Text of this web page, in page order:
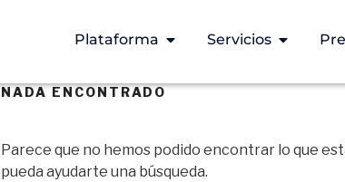
Plataforma Servicios
NADA ENCONTRADO
Parece que no hemos podido encontrar lo que
pueda ayudarte una búsqueda.